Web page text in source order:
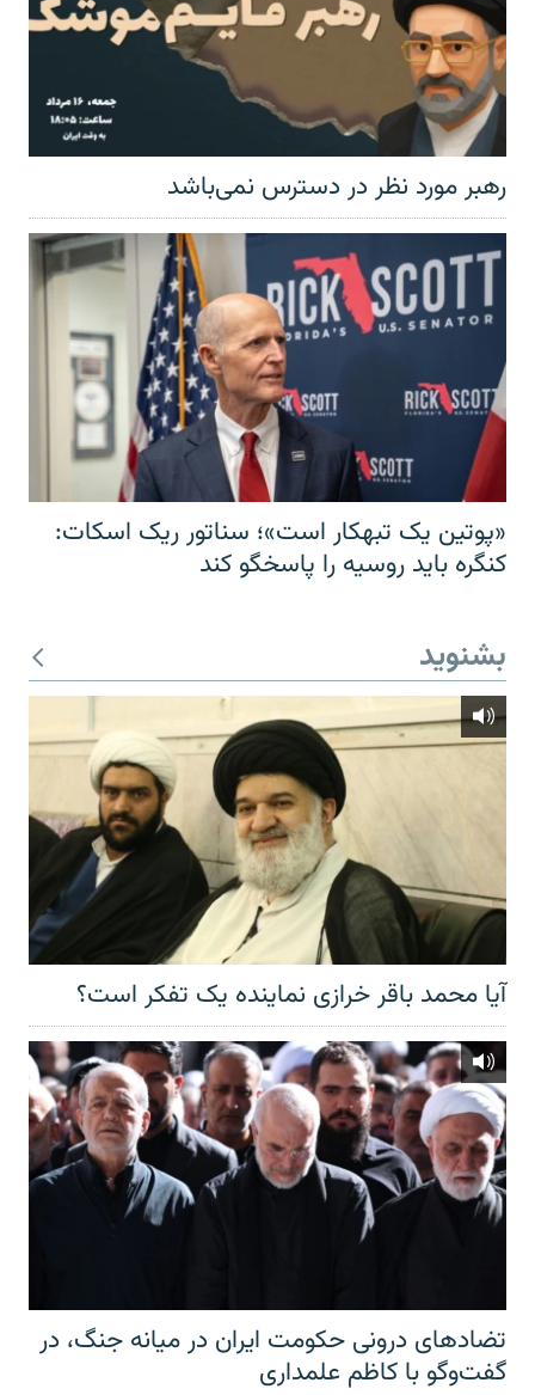
رهبر مورد نظر در دسترس نمی‌باشد
«پوتین یک تبهکار است»؛ سناتور ریک اسکات:
کنگره باید روسیه را پاسخگو کند
بشنوید
آیا محمد باقر خرازی نماینده یک تفکر است؟
تضادهای درونی حکومت ایران در میانه جنگ، در
گفت‌‌وگو با کاظم علمداری